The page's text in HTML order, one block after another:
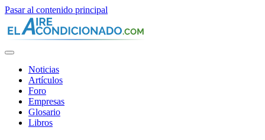
Pasar al contenido principal
Noticias
Artículos
Foro
Empresas
Glosario
Libros